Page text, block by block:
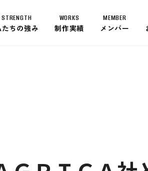
SERVICE
STRENGTH
たちの強み
WORKS
制作実績
MEMBER
メンバー